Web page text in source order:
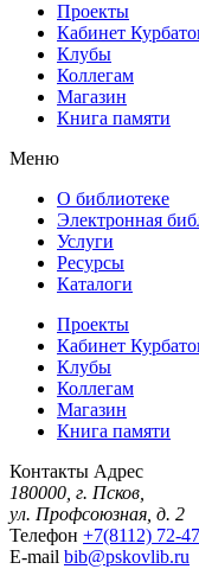
Проекты
Кабинет
Клубы
Коллегам
Магазин
Книга памяти
Меню
О библиотеке
Электронная
Услуги
Ресурсы
Каталоги
Проекты
Кабинет
Клубы
Коллегам
Магазин
Книга памяти
Контакты Адрес
180000, г. Псков,
ул. Профсоюзная, д. 2
Телефон +7(8112) 72-
E-mail bib@pskovlib.ru